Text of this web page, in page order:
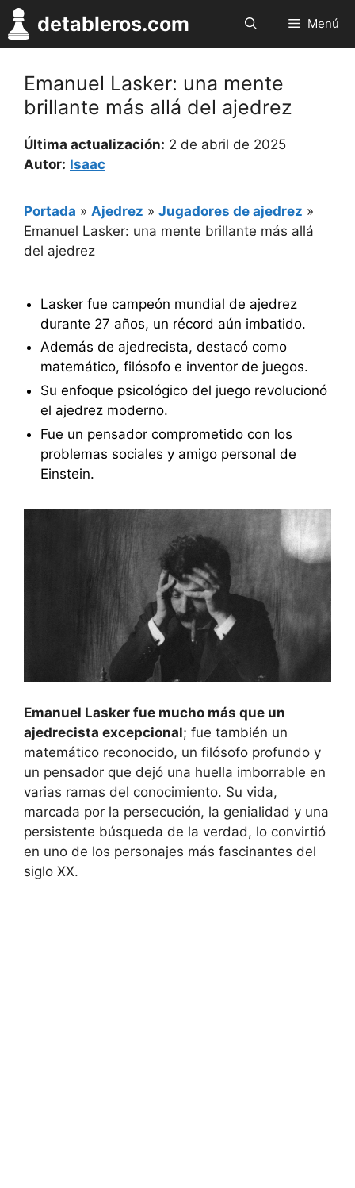
Saltar
al
contenido
detableros.com Menú
Emanuel Lasker: una mente
brillante más allá del ajedrez
Última actualización: 2 de abril de 2025
Autor: Isaac
Portada » Ajedrez » Jugadores de ajedrez »
Emanuel Lasker: una mente brillante más allá
del ajedrez
Lasker fue campeón mundial de ajedrez
durante 27 años, un récord aún imbatido.
Además de ajedrecista, destacó como
matemático, filósofo e inventor de juegos.
Su enfoque psicológico del juego revolucionó
el ajedrez moderno.
Fue un pensador comprometido con los
problemas sociales y amigo personal de
Einstein.
Emanuel Lasker fue mucho más que un
ajedrecista excepcional; fue también un
matemático reconocido, un filósofo profundo y
un pensador que dejó una huella imborrable en
varias ramas del conocimiento. Su vida,
marcada por la persecución, la genialidad y una
persistente búsqueda de la verdad, lo convirtió
en uno de los personajes más fascinantes del
siglo XX.